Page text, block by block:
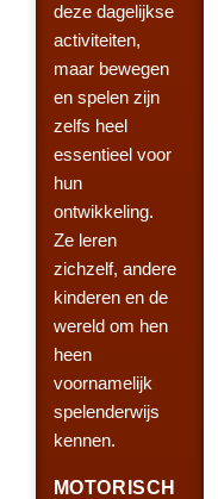
deze dagelijkse
activiteiten,
maar bewegen
en spelen zijn
zelfs heel
essentieel voor
hun
ontwikkeling.
Ze leren
zichzelf, andere
kinderen en de
wereld om hen
heen
voornamelijk
spelenderwijs
kennen.
MOTORISCH